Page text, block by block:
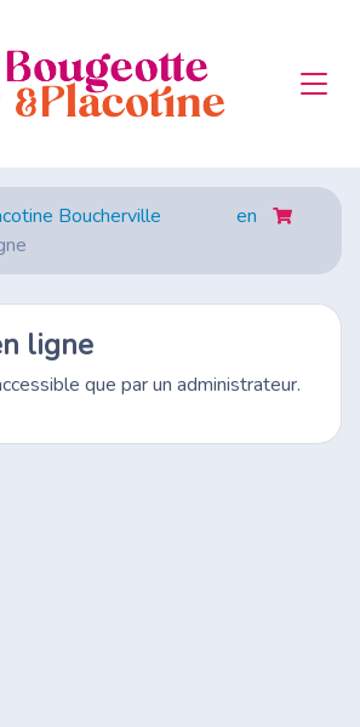
Boucherville
en
ligne
que par un administrateur.